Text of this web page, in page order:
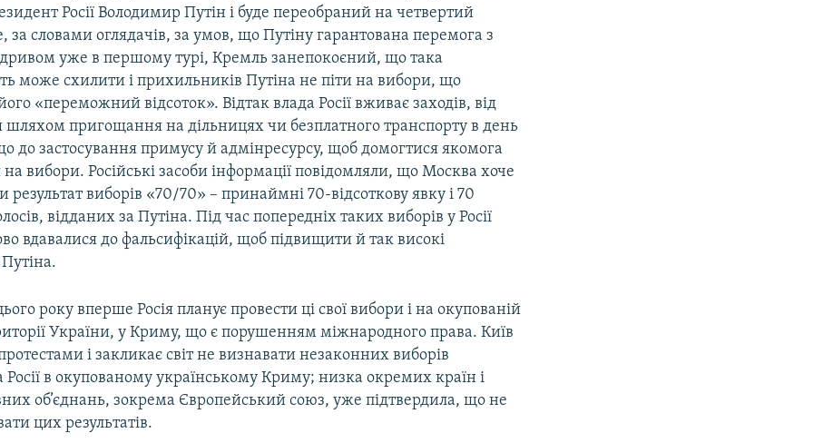
Росії Володимир Путін і буде переобраний на четвертий
за словами оглядачів, за умов, що Путіну гарантована перемога з
уже в першому турі, Кремль занепокоєний, що така
може схилити і прихильників Путіна не піти на вибори, що
«переможний відсоток». Відтак влада Росії вживає заходів, від
шляхом пригощання на дільницях чи безплатного транспорту в день
до застосування примусу й адмінресурсу, щоб домогтися якомога
вибори. Російські засоби інформації повідомляли, що Москва хоче
результат виборів «70/70» – принаймні 70-відсоткову явку і 70
відданих за Путіна. Під час попередніх таких виборів у Росії
вдавалися до фальсифікацій, щоб підвищити й так високі
року вперше Росія планує провести ці свої вибори і на окупованій
України, у Криму, що є порушенням міжнародного права. Київ
і закликає світ не визнавати незаконних виборів
Росії в окупованому українському Криму; низка окремих країн і
об’єднань, зокрема Європейський союз, уже підтвердила, що не
цих результатів.